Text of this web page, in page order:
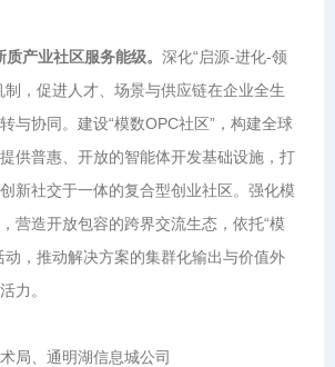
产业社区服务能级。 深化“启源-进化-领
制，促进人才、场景与供应链在企业全生
与协同。建设“模数OPC社区”，构建全球
供普惠、开放的智能体开发基础设施，打
新社交于一体的复合型创业社区。强化模
营造开放包容的跨界交流生态，依托“模
动，推动解决方案的集群化输出与价值外
力。
局、通明湖信息城公司